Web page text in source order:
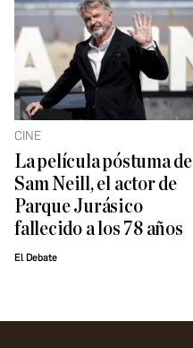
CINE
La película póstuma de
Sam Neill, el actor de
Parque Jurásico
fallecido a los 78 años
El Debate